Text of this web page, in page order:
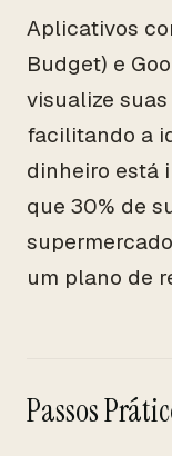
Aplicativos
Budget) e
visualize
facilitando a
dinheiro está
que 30% de
um plano de
Passos